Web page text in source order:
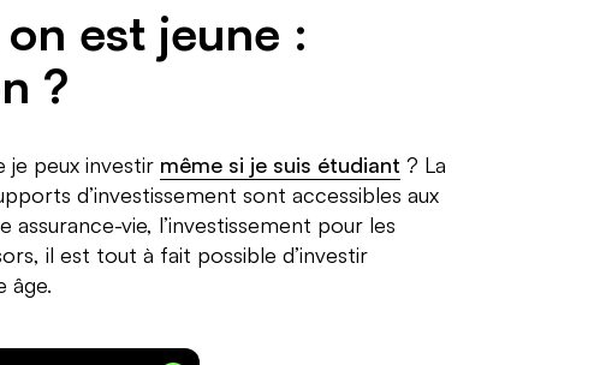
est jeune :
?
je peux investir même si je suis étudiant ? La
d’investissement sont accessibles aux
vie, l’investissement pour les
il est tout à fait possible d’investir
âge.